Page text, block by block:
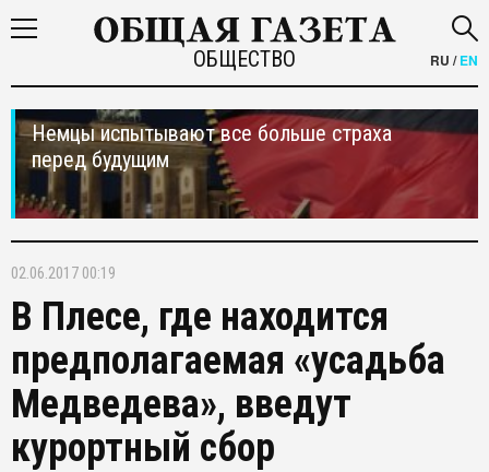
ОБЩЕСТВО RU /EN
Немцы испытывают все больше страха
перед будущим
02.06.2017 00:19
В Плесе, где находится
предполагаемая «усадьба
Медведева», введут
курортный сбор